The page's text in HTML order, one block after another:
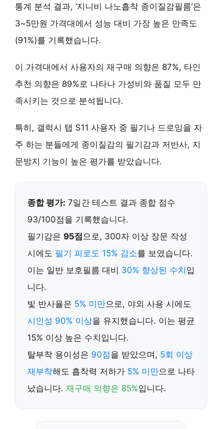
통계 분석 결과, ‘지니비 나노흡착 종이질감필름’은
3~5만원 가격대에서 성능 대비 가장 높은 만족도
(91%)를 기록했습니다.
이 가격대에서 사용자의 재구매 의향은 87%, 타인
추천 의향은 89% 로 나타나 가성비와 품질 모두 만
족시키는 것으로 분석됩니다.
특히, 갤럭시 탭 S11 사용자 중 필기나 드로잉을 자
주 하는 분들에게 종이질감의 필기감과 저반사, 지
문방지 기능이 높은 평가를 받았습니다.
종합 평가: 7일간 테스트 결과 종합 점수
93/100점을 기록했습니다.
필기감은 95점 으로, 300자 이상 장문 작성
시에도 필기 피로도 15% 감소를 보였습니다.
이는 일반 보호필름 대비 30% 향상된 수치입
니다.
빛 반사율은 5% 미만으로, 야외 사용 시에도
시인성 90% 이상을 유지했습니다. 이는 평균
15% 이상 높은 수치입니다.
탈부착 용이성은 90점을 받았으며, 5회 이상
재부착해도 흡착력 저하가 5% 미만으로 나타
났습니다. 재구매 의향은 85%입니다.